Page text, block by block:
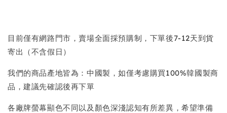
目前僅有網路門市，賣場全面採預購制，下單後7-12天到貨
寄出（不含假日）
我們的商品產地皆為：中國製，如僅考慮購買100%韓國製商
品，建議先確認後再下單
各廠牌螢幕顯色不同以及顏色深淺認知有所差異，希望準備